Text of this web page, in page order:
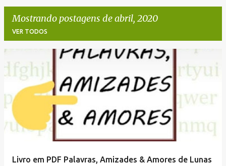
Mostrando postagens de abril, 2020
VER TODOS
P
o
s
t
a
Livro em PDF Palavras, Amizades & Amores de Lunas